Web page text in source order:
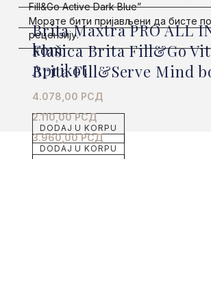
Fill&Go Active Dark Blue”
Морате битипријављени да бисте
рецензију.
Brita Maxtra PRO ALL
kom
4.078,00 РСД
DODAJ U KORPU
Flašica Brita Fill&Go
Aprikot
2.110,00РСД
DODAJ U KORPU
Brita Fill&Serve Mind
3.960,00РСД